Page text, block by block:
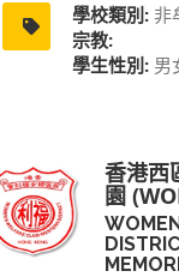
學校類別: 非
宗教:
學生性別: 男
香港西
園